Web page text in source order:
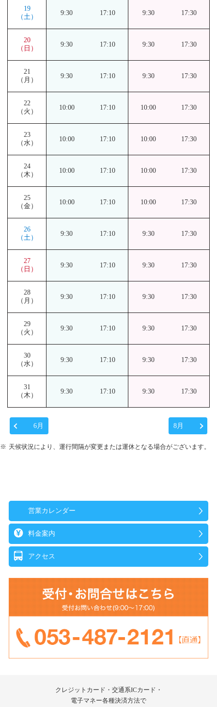
19
（土）
9:30 17:10 9:30 17:30
20
（日）
9:30 17:10 9:30 17:30
21
（月）
9:30 17:10 9:30 17:30
22
（火）
10:00 17:10 10:00 17:30
23
（水）
10:00 17:10 10:00 17:30
24
（木）
10:00 17:10 10:00 17:30
25
（金）
10:00 17:10 10:00 17:30
26
（土）
9:30 17:10 9:30 17:30
27
（日）
9:30 17:10 9:30 17:30
28
（月）
9:30 17:10 9:30 17:30
29
（火）
9:30 17:10 9:30 17:30
30
（水）
9:30 17:10 9:30 17:30
31
（木）
9:30 17:10 9:30 17:30
6月 8月
天候状況により、運行間隔が変更または運休となる場合がございます。
営業カレンダー
料金案内
アクセス
クレジットカード・交通系ICカード・
電子マネー各種決済方法で